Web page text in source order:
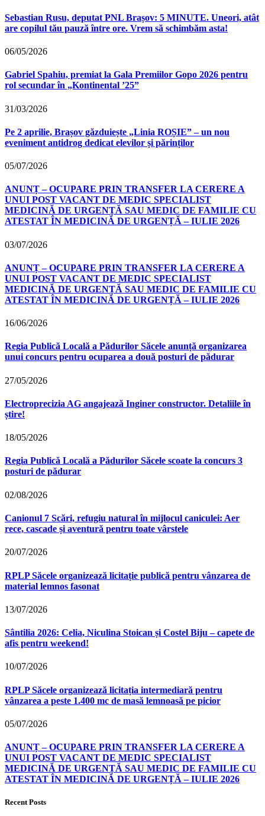
Sebastian Rusu, deputat PNL Brașov: 5 MINUTE. Uneori, atât
are copilul tău pauză între ore. Vrem să schimbăm asta!
06/05/2026
Gabriel Spahiu, premiat la Gala Premiilor Gopo 2026 pentru
rol secundar în „Kontinental ’25”
31/03/2026
Pe 2 aprilie, Brașov găzduiește „Linia ROȘIE” – un nou
eveniment antidrog dedicat elevilor și părinților
05/07/2026
ANUNȚ – OCUPARE PRIN TRANSFER LA CERERE A
UNUI POST VACANT DE MEDIC SPECIALIST
MEDICINĂ DE URGENȚĂ SAU MEDIC DE FAMILIE CU
ATESTAT ÎN MEDICINĂ DE URGENȚĂ – IULIE 2026
03/07/2026
ANUNȚ – OCUPARE PRIN TRANSFER LA CERERE A
UNUI POST VACANT DE MEDIC SPECIALIST
MEDICINĂ DE URGENȚĂ SAU MEDIC DE FAMILIE CU
ATESTAT ÎN MEDICINĂ DE URGENȚĂ – IULIE 2026
16/06/2026
Regia Publică Locală a Pădurilor Săcele anunță organizarea
unui concurs pentru ocuparea a două posturi de pădurar
27/05/2026
Electroprecizia AG angajează Inginer constructor. Detaliile în
știre!
18/05/2026
Regia Publică Locală a Pădurilor Săcele scoate la concurs 3
posturi de pădurar
02/08/2026
Canionul 7 Scări, refugiu natural în mijlocul caniculei: Aer
rece, cascade și aventură pentru toate vârstele
20/07/2026
RPLP Săcele organizează licitație publică pentru vânzarea de
material lemnos fasonat
13/07/2026
Sântilia 2026: Celia, Niculina Stoican și Costel Biju – capete de
afis pentru weekend!
10/07/2026
RPLP Săcele organizează licitația intermediară pentru
vânzarea a peste 1.400 mc de masă lemnoasă pe picior
05/07/2026
ANUNȚ – OCUPARE PRIN TRANSFER LA CERERE A
UNUI POST VACANT DE MEDIC SPECIALIST
MEDICINĂ DE URGENȚĂ SAU MEDIC DE FAMILIE CU
ATESTAT ÎN MEDICINĂ DE URGENȚĂ – IULIE 2026
Recent Posts